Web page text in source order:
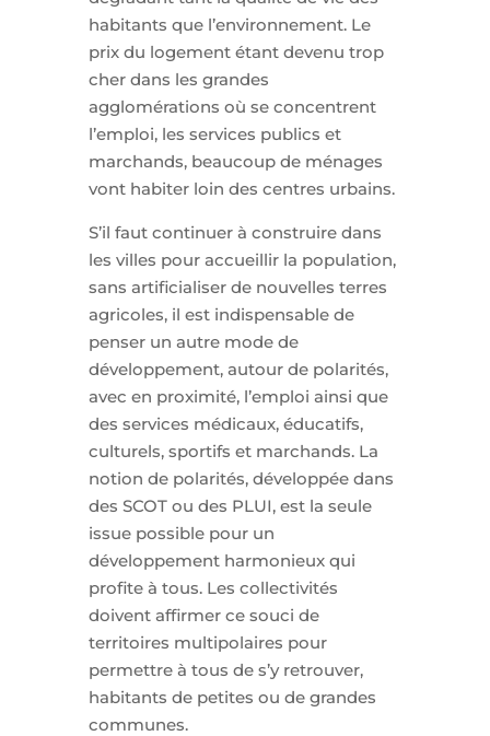
habitants que l’environnement. Le
prix du logement étant devenu trop
cher dans les grandes
agglomérations où se concentrent
l’emploi, les services publics et
marchands, beaucoup de ménages
vont habiter loin des centres urbains.
S’il faut continuer à construire dans
les villes pour accueillir la population,
sans artificialiser de nouvelles terres
agricoles, il est indispensable de
penser un autre mode de
développement, autour de polarités,
avec en proximité, l’emploi ainsi que
des services médicaux, éducatifs,
culturels, sportifs et marchands. La
notion de polarités, développée dans
des SCOT ou des PLUI, est la seule
issue possible pour un
développement harmonieux qui
profite à tous. Les collectivités
doivent affirmer ce souci de
territoires multipolaires pour
permettre à tous de s’y retrouver,
habitants de petites ou de grandes
communes.